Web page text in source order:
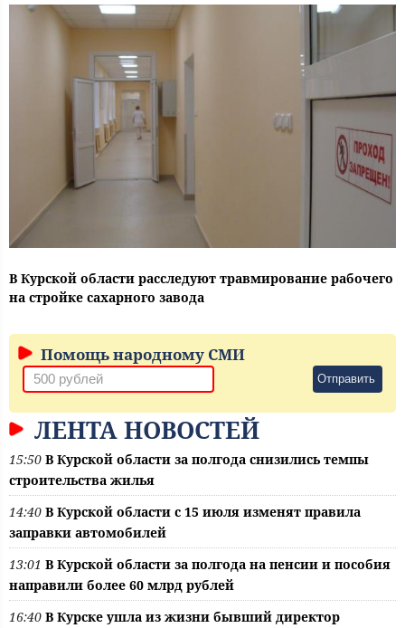
В Курской области расследуют травмирование рабочего
на стройке сахарного завода
Помощь народному СМИ
Отправить
ЛЕНТА НОВОСТЕЙ
15:50 В Курской области за полгода снизились темпы
строительства жилья
14:40 В Курской области с 15 июля изменят правила
заправки автомобилей
13:01 В Курской области за полгода на пенсии и пособия
направили более 60 млрд рублей
16:40 В Курске ушла из жизни бывший директор